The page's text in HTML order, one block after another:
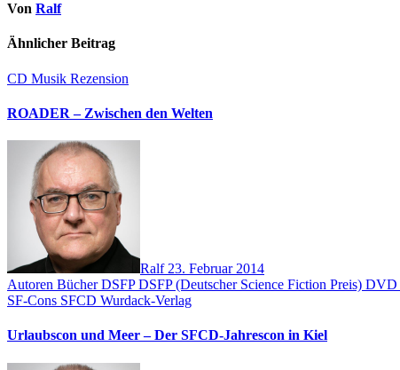
Von Ralf
Ähnlicher Beitrag
CD Musik Rezension
ROADER – Zwischen den Welten
Ralf 23. Februar 2014
Autoren BücherDSFPDSFP (Deutscher Science Fiction Preis) DVD
SF-Cons SFCD Wurdack-Verlag
Urlaubscon und Meer – Der SFCD-Jahrescon in Kiel